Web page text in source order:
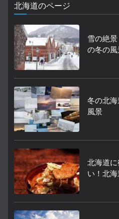
北海道のページ
雪の絶
の冬の風
冬の北
風景
北海道
い！北